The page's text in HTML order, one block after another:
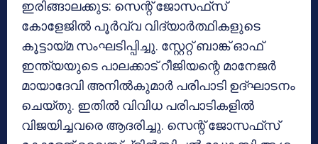
ഇരിങ്ങാലക്കുട: സെന്റ് ജോസഫ്‌സ്
കോളേജില്‍ പൂര്‍വ്വ വിദ്യാര്‍ത്ഥികളുടെ
കൂട്ടായ്മ സംഘടിപ്പിച്ചു. സ്റ്റേറ്റ് ബാങ്ക് ഓഫ്
ഇന്ത്യയുടെ പാലക്കാട് റീജിയന്റെ മാനേജര്‍
മായാദേവി അനില്‍കുമാര്‍ പരിപാടി ഉദ്ഘാടനം
ചെയ്തു. ഇതില്‍ വിവിധ പരിപാടികളില്‍
വിജയിച്ചവരെ ആദരിച്ചു. സെന്റ് ജോസഫ്‌സ്